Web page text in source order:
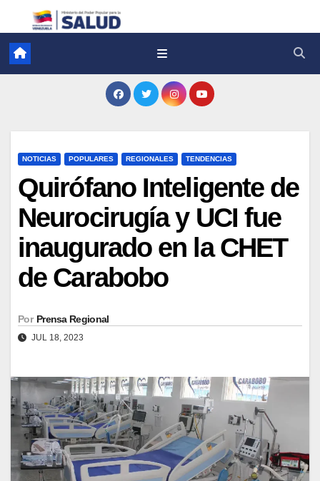
NOTICIAS POPULARES REGIONALES TENDENCIAS
Quirófano Inteligente de
Neurocirugía y UCI fue
inaugurado en la CHET
de Carabobo
Por Prensa Regional
JUL 18, 2023